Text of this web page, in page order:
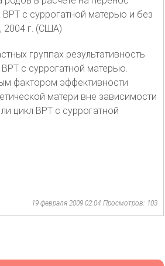
с суррогатной матерью и без
2004 г. (США)
группах результативность
с суррогатной матерью.
фактором эффективности
матери вне зависимости
цикл ВРТ с суррогатной
19 февраля 2009 02:04 Просмотров: 103